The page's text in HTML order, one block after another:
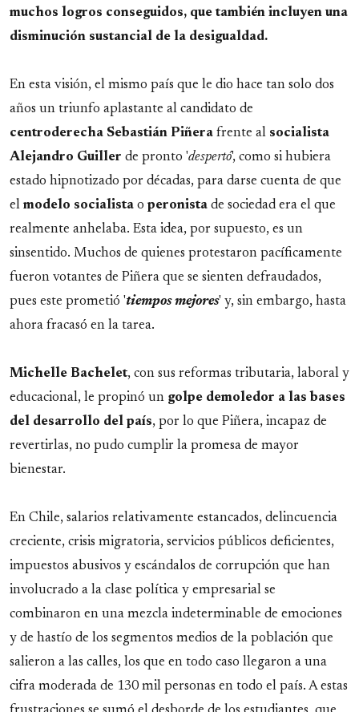
muchos logros conseguidos, que también incluyen una
disminución sustancial de la desigualdad.
En esta visión, el mismo país que le dio hace tan solo dos
años un triunfo aplastante al candidato de
centroderecha Sebastián Piñera frente al socialista
Alejandro Guiller de pronto 'despertó', como si hubiera
estado hipnotizado por décadas, para darse cuenta de que
el modelo socialista o peronista de sociedad era el que
realmente anhelaba. Esta idea, por supuesto, es un
sinsentido. Muchos de quienes protestaron pacíficamente
fueron votantes de Piñera que se sienten defraudados,
pues este prometió 'tiempos mejores' y, sin embargo, hasta
ahora fracasó en la tarea.
Michelle Bachelet, con sus reformas tributaria, laboral y
educacional, le propinó un golpe demoledor a las bases
del desarrollo del país, por lo que Piñera, incapaz de
revertirlas, no pudo cumplir la promesa de mayor
bienestar.
En Chile, salarios relativamente estancados, delincuencia
creciente, crisis migratoria, servicios públicos deficientes,
impuestos abusivos y escándalos de corrupción que han
involucrado a la clase política y empresarial se
combinaron en una mezcla indeterminable de emociones
y de hastío de los segmentos medios de la población que
salieron a las calles, los que en todo caso llegaron a una
cifra moderada de 130 mil personas en todo el país. A estas